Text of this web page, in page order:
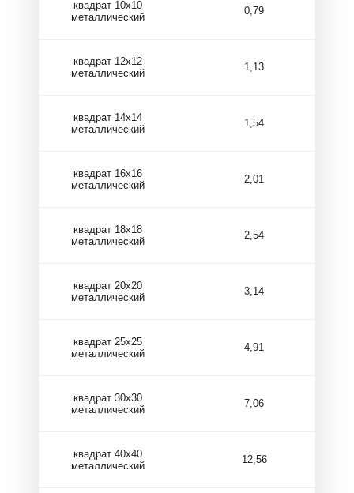
квадрат 10х10
металлический
0,79
квадрат 12х12
металлический
1,13
квадрат 14х14
металлический
1,54
квадрат 16х16
металлический
2,01
квадрат 18х18
металлический
2,54
квадрат 20х20
металлический
3,14
квадрат 25х25
металлический
4,91
квадрат 30х30
металлический
7,06
квадрат 40х40
металлический
12,56